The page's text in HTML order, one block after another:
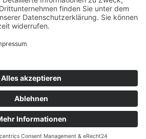
nach oben
Impressum|Datenschutz
Ihnen gefällt, was Sie lesen?
Dann teilen Sie es mit anderen!
X